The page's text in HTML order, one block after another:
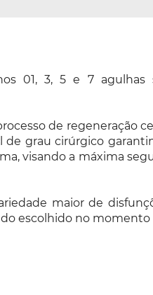
01, 3, 5 e 7 agulhas
de regeneração
de grau cirúrgico
visando a máxima
maior de
escolhido no